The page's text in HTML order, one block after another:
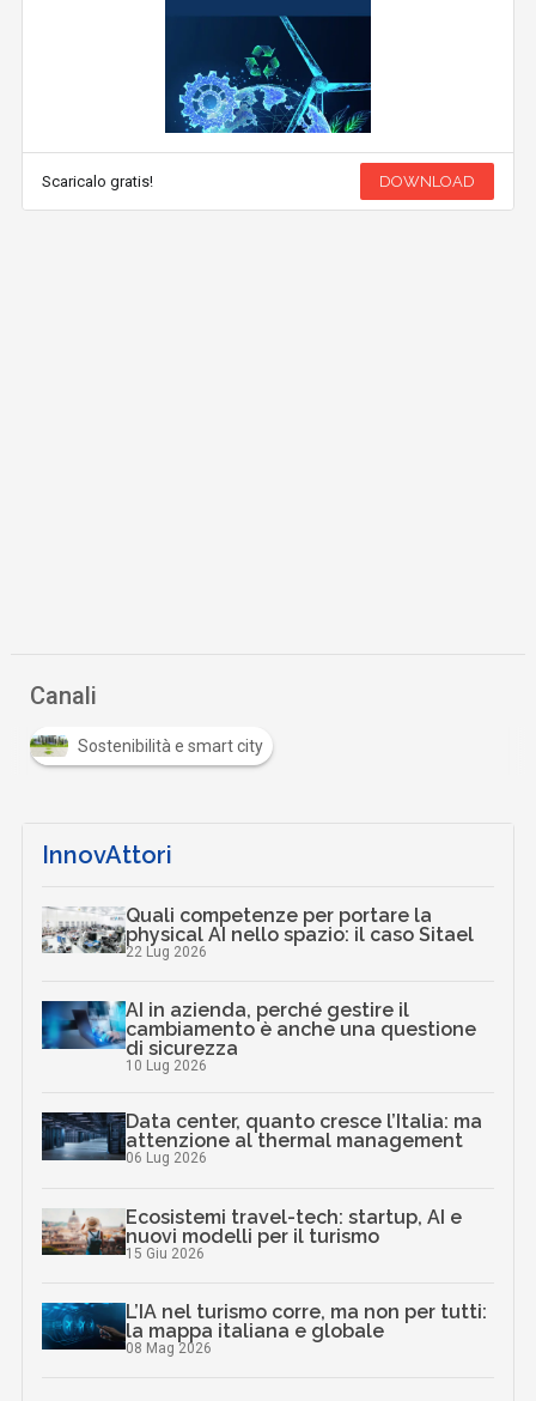
Scaricalo gratis! DOWNLOAD
Canali
Sostenibilità e smart city
InnovAttori
Quali competenze per portare la
physical AI nello spazio: il caso Sitael
22 Lug 2026
AI in azienda, perché gestire il
cambiamento è anche una questione
di sicurezza
10 Lug 2026
Data center, quanto cresce l’Italia: ma
attenzione al thermal management
06 Lug 2026
Ecosistemi travel-tech: startup, AI e
nuovi modelli per il turismo
15 Giu 2026
L’IA nel turismo corre, ma non per tutti:
la mappa italiana e globale
08 Mag 2026